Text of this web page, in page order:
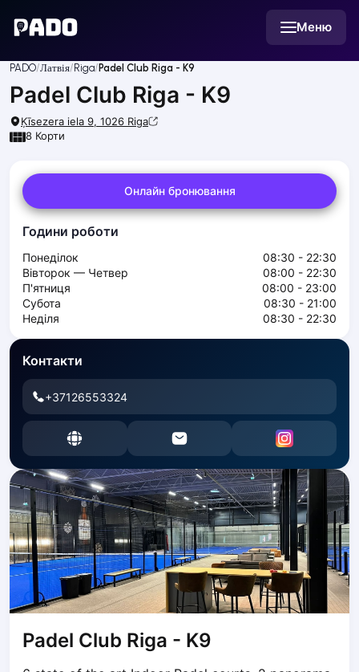
Меню
Українська
Русский
EnglishCities
Prague
Batumi
Tbilisi
Budapest
Riga
Arlamow
Bialystok
Bielsko-Biala
Bolesławiec
Bydgoszcz
Czestochowa
Elblag
Gdynia
Grudziądz
Kalisz
Katowice
Katowice Area
Kielce
Kościerzyna
Krakow
Legionowo
Lodz
PADO Латвія Riga Padel Club Riga - K9
Padel Club Riga - K9
Ķīsezera iela 9, 1026 Riga
8 Корти
Padel Club Riga - K9
Онлайн бронювання
Години роботи
Понеділок
08:30 - 22:30
Вівторок — Четвер
08:00 - 22:30
П'ятниця
08:00 - 23:00
Субота
08:30 - 21:00
Неділя
08:30 - 22:30
Контакти
+37126553324